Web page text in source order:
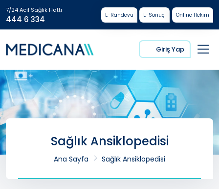
7/24 Acil Sağlık Hattı
444 6 334 E-Randevu E-Sonuç Online Hekim
Giriş Yap
Sağlık Ansiklopedisi
Ana Sayfa Sağlık Ansiklopedisi